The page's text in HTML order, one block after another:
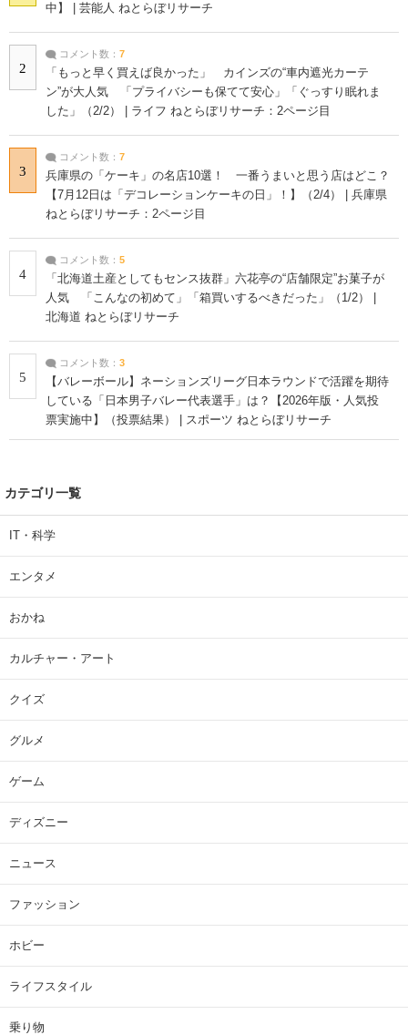
中】 | 芸能人 ねとらぼリサーチ
2
コメント数： 7
「もっと早く買えば良かった」 カインズの“車内遮光カーテ
ン”が大人気 「プライバシーも保てて安心」「ぐっすり眠れま
した」（2/2） | ライフ ねとらぼリサーチ：2ページ目
3
コメント数： 7
兵庫県の「ケーキ」の名店10選！ 一番うまいと思う店はどこ？
【7月12日は「デコレーションケーキの日」！】（2/4） | 兵庫県
ねとらぼリサーチ：2ページ目
4
コメント数： 5
「北海道土産としてもセンス抜群」六花亭の“店舗限定”お菓子が
人気 「こんなの初めて」「箱買いするべきだった」（1/2） |
北海道 ねとらぼリサーチ
5
コメント数： 3
【バレーボール】ネーションズリーグ日本ラウンドで活躍を期待
している「日本男子バレー代表選手」は？【2026年版・人気投
票実施中】（投票結果） | スポーツ ねとらぼリサーチ
カテゴリ一覧
IT・科学
エンタメ
おかね
カルチャー・アート
クイズ
グルメ
ゲーム
ディズニー
ニュース
ファッション
ホビー
ライフスタイル
乗り物